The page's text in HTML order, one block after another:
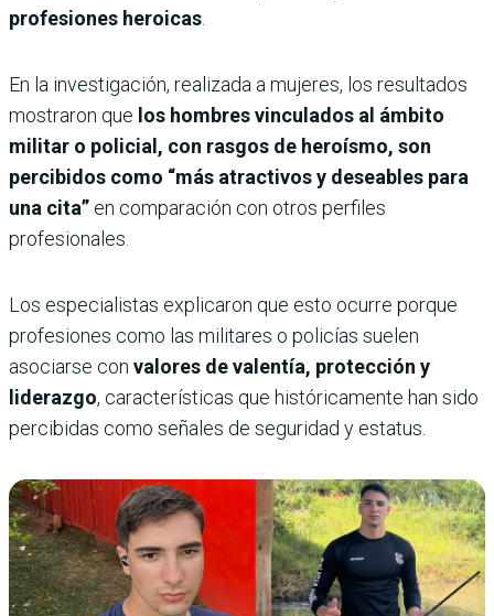
profesiones heroicas
En la investigación, realizada a mujeres, los resultados
mostraron que los hombres vinculados al ámbito
militar o policial, con rasgos de heroísmo, son
percibidos como “más atractivos y deseables para
una cita” en comparación con otros perfiles
profesionales.
Los especialistas explicaron que esto ocurre porque
profesiones como las militares o policías suelen
asociarse con valores de valentía, protección y
liderazgo, características que históricamente han sido
percibidas como señales de seguridad y estatus.